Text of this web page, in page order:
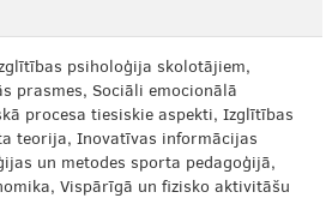
psiholoģija skolotājiem,
prasmes, Sociāli emocionālā
procesa tiesiskie aspekti, Izglītības
teorija, Inovatīvas informācijas
un metodes sporta pedagoģijā,
Vispārīgā un fizisko aktivitāšu